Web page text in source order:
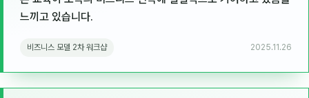
🧭 기획·전략
강사
느끼고 있습니다.
비즈니스 모델 2차 워크샵 2025.11.26